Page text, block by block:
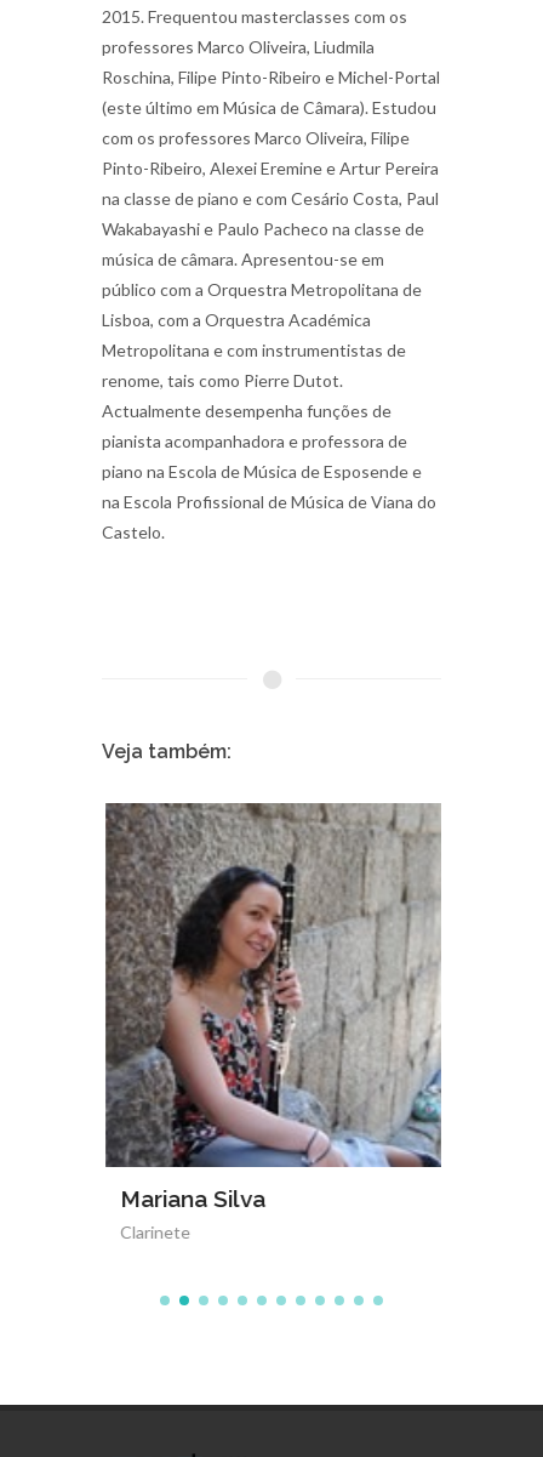
2015. Frequentou masterclasses com os
professores Marco Oliveira, Liudmila
Roschina, Filipe Pinto-Ribeiro e Michel-Portal
(este último em Música de Câmara). Estudou
com os professores Marco Oliveira, Filipe
Pinto-Ribeiro, Alexei Eremine e Artur Pereira
na classe de piano e com Cesário Costa, Paul
Wakabayashi e Paulo Pacheco na classe de
música de câmara. Apresentou-se em
público com a Orquestra Metropolitana de
Lisboa, com a Orquestra Académica
Metropolitana e com instrumentistas de
renome, tais como Pierre Dutot.
Actualmente desempenha funções de
pianista acompanhadora e professora de
piano na Escola de Música de Esposende e
na Escola Profissional de Música de Viana do
Castelo.
Veja também:
Mariana Silva
Clarinete